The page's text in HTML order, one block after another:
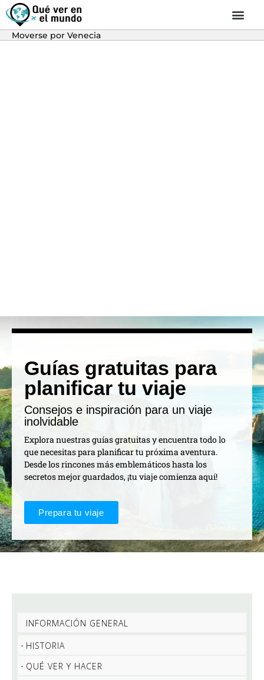
Moverse por Venecia
Guías gratuitas para
planificar tu viaje
Consejos e inspiración para un viaje
inolvidable
Explora nuestras guías gratuitas y encuentra todo lo
que necesitas para planificar tu próxima aventura.
Desde los rincones más emblemáticos hasta los
secretos mejor guardados, ¡tu viaje comienza aquí!
Prepara tu viaje
INFORMACIÓN GENERAL
HISTORIA
QUÉ VER Y HACER